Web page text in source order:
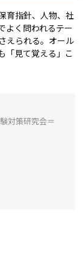
育指針、人物、社
よく問われるテー
えられる。オール
「見て覚える」こ
対策研究会＝